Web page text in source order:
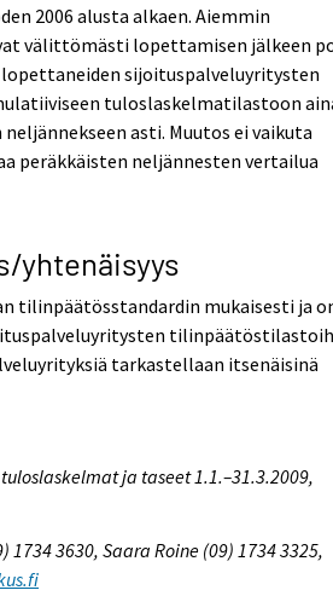
2006 alusta alkaen. Aiemmin
välittömästi lopettamisen jälkeen
sijoituspalveluyritysten
tuloslaskelmatilastoon
asti. Muutos ei vaikuta
peräkkäisten neljännesten vertailua
yhtenäisyys
tilinpäätösstandardin mukaisesti ja
tarkastellaan itsenäisinä
ja taseet 1.1.–31.3.2009,
3630, Saara Roine (09) 1734 3325,